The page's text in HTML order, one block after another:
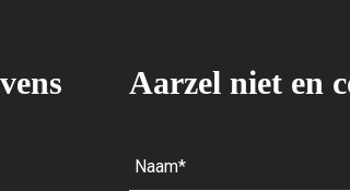
Aarzel niet en